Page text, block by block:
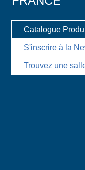
Catalogue
S'inscrire à la
Trouvez une